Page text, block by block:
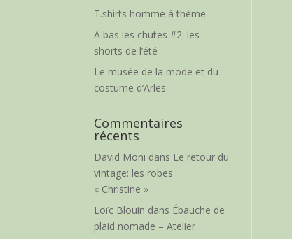
T.shirts homme à thème
A bas les chutes #2: les
shorts de l’été
Le musée de la mode et du
costume d’Arles
Commentaires
récents
David Moni dans Le retour du
vintage: les robes
« Christine »
Loïc Blouin dans Ébauche de
plaid nomade – Atelier